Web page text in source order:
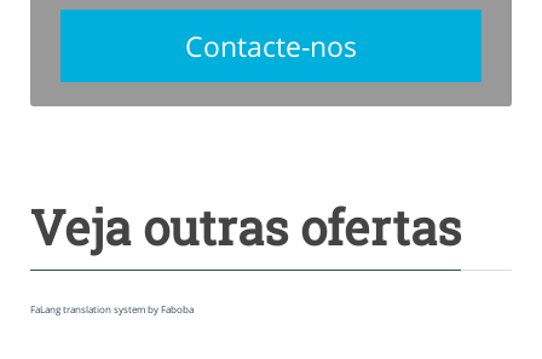
Contacte-nos
Veja outras ofertas
FaLang translation system by Faboba